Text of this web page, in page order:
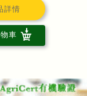
詳情
車